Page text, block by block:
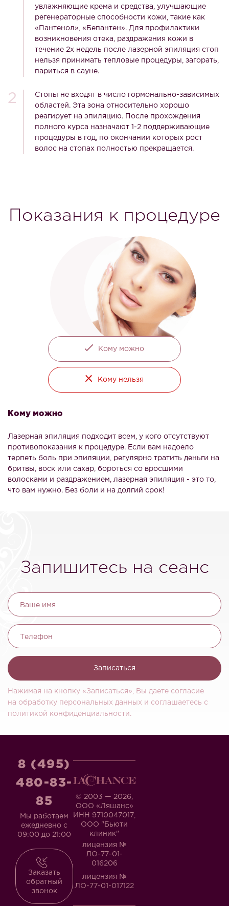
увлажняющие крема и средства, улучшающие
регенераторные способности кожи, такие как
«Пантенол», «Бепантен». Для профилактики
возникновения отека, раздражения кожи в
течение 2х недель после лазерной эпиляция стоп
нельзя принимать тепловые процедуры, загорать,
париться в сауне.
Стопы не входят в число гормонально-зависимых
областей. Эта зона относительно хорошо
реагирует на эпиляцию. После прохождения
полного курса назначают 1-2 поддерживающие
процедуры в год, по окончании которых рост
волос на стопах полностью прекращается.
Показания к процедуре
Кому можно
Кому нельзя
Кому можно
Лазерная эпиляция подходит всем, у кого отсутствуют
противопоказания к процедуре. Если вам надоело
терпеть боль при эпиляции, регулярно тратить деньги на
бритвы, воск или сахар, бороться со вросшими
волосками и раздражением, лазерная эпиляция - это то,
что вам нужно. Без боли и на долгий срок!
Запишитесь на сеанс
Ваше имя
Телефон
Записаться
Нажимая на кнопку «Записаться», Вы даете согласие
на обработку персональных данных и соглашаетесь c
политикой конфиденциальности.
© 2003 — 2026,
ООО «Ляшанс»
ИНН 9710047017,
ООО "Бьюти
клиник"
лицензия №
ЛО-77-01-
016206
лицензия №
ЛО-77-01-017122
8 (495)
480-83-
85
Мы работаем
ежедневно с
09:00 до 21:00
Заказать
обратный
звонок